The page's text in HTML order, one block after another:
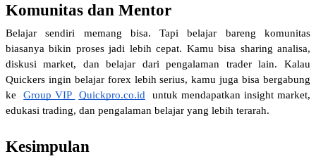
Komunitas dan Mentor
Belajar sendiri memang bisa. Tapi belajar bareng komunitas
biasanya bikin proses jadi lebih cepat. Kamu bisa sharing analisa,
diskusi market, dan belajar dari pengalaman trader lain. Kalau
Quickers ingin belajar forex lebih serius, kamu juga bisa bergabung
ke
Group VIP Quickpro.co.id
untuk mendapatkan insight market,
edukasi trading, dan pengalaman belajar yang lebih terarah.
Kesimpulan